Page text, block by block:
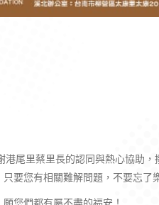
尾里蔡里長的認同與熱心協助
要您有相關難解問題，不要忘了
您們都有屬不盡的福安！